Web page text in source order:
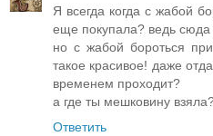
Я всегда когда с жабой
еще покупала? ведь сюда
но с жабой бороться
такое красивое! даже
временем проходит?
а где ты мешковину
Ответить